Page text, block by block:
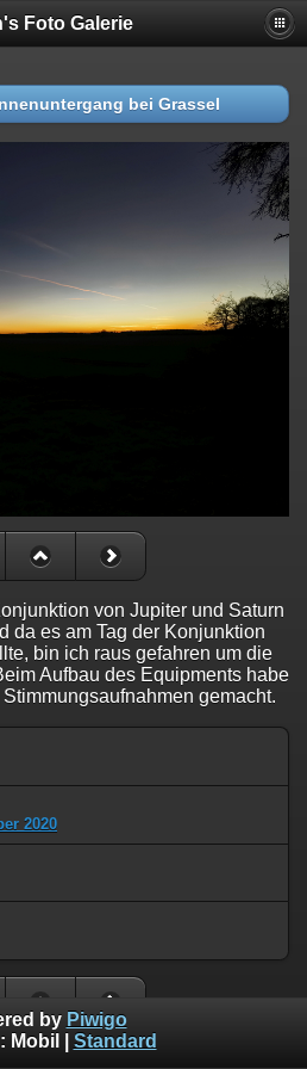
Foto Galerie
bei Grassel
von Jupiter und Saturn
da es am Tag der Konjunktion
bin ich raus gefahren um die
Aufbau des Equipments habe
gemacht.
2020
by Piwigo
Mobil Standard